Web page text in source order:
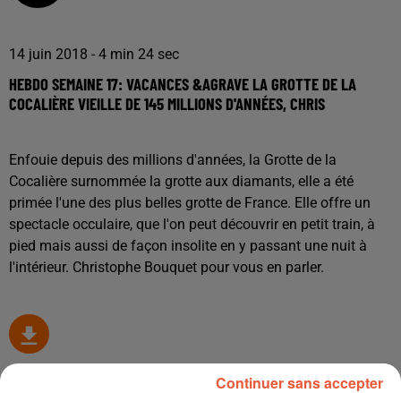
14 juin 2018 - 4 min 24 sec
HEBDO SEMAINE 17: VACANCES &AGRAVE LA GROTTE DE LA
COCALIÈRE VIEILLE DE 145 MILLIONS D'ANNÉES, CHRIS
Enfouie depuis des millions d'années, la Grotte de la
Cocalière surnommée la grotte aux diamants, elle a été
primée l'une des plus belles grotte de France. Elle offre un
spectacle occulaire, que l'on peut découvrir en petit train, à
pied mais aussi de façon insolite en y passant une nuit à
l'intérieur. Christophe Bouquet pour vous en parler.
Continuer sans accepter